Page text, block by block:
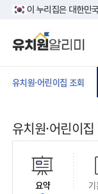
이 누리집은 대한민
유치원·어린이집 조회
유치원·어린이집
요약